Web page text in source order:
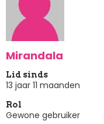
Mirandala
Lid sinds
13 jaar 11 maanden
Rol
Gewone gebruiker